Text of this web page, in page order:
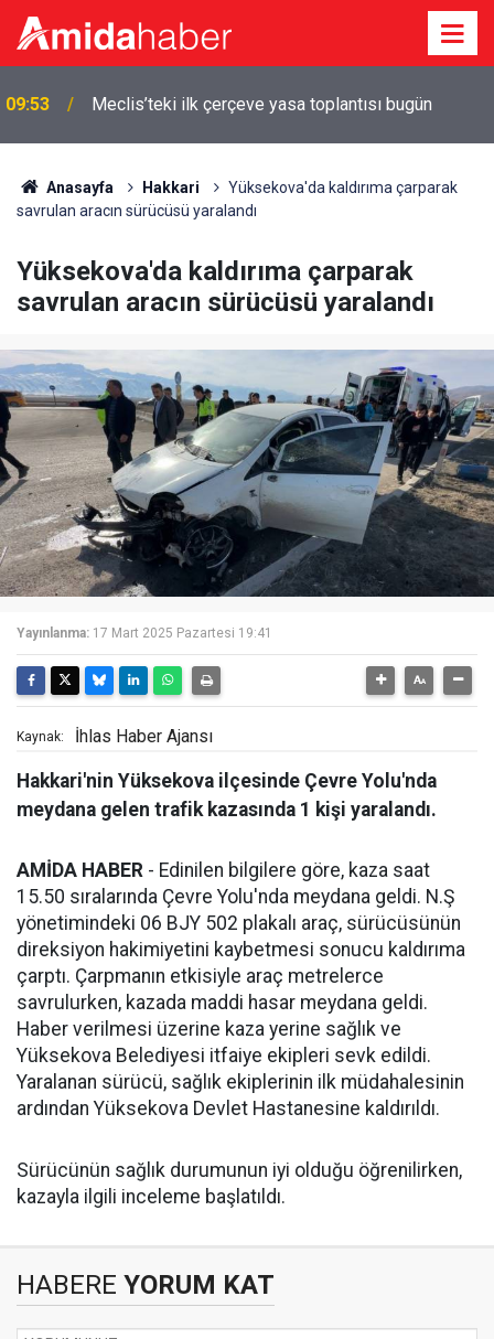
09:53 Meclis’teki ilk çerçeve yasa toplantısı bugün
Anasayfa Hakkari
Yüksekova'da kaldırıma çarparak
savrulan aracın sürücüsü yaralandı
Yüksekova'da kaldırıma çarparak
savrulan aracın sürücüsü yaralandı
Yayınlanma: 17 Mart 2025 Pazartesi 19:41
Kaynak: İhlas Haber Ajansı
Hakkari'nin Yüksekova ilçesinde Çevre Yolu'nda
meydana gelen trafik kazasında 1 kişi yaralandı.
AMİDA HABER - Edinilen bilgilere göre, kaza saat
15.50 sıralarında Çevre Yolu'nda meydana geldi. N.Ş
yönetimindeki 06 BJY 502 plakalı araç, sürücüsünün
direksiyon hakimiyetini kaybetmesi sonucu kaldırıma
çarptı. Çarpmanın etkisiyle araç metrelerce
savrulurken, kazada maddi hasar meydana geldi.
Haber verilmesi üzerine kaza yerine sağlık ve
Yüksekova Belediyesi itfaiye ekipleri sevk edildi.
Yaralanan sürücü, sağlık ekiplerinin ilk müdahalesinin
ardından Yüksekova Devlet Hastanesine kaldırıldı.
Sürücünün sağlık durumunun iyi olduğu öğrenilirken,
kazayla ilgili inceleme başlatıldı.
HABERE YORUM KAT